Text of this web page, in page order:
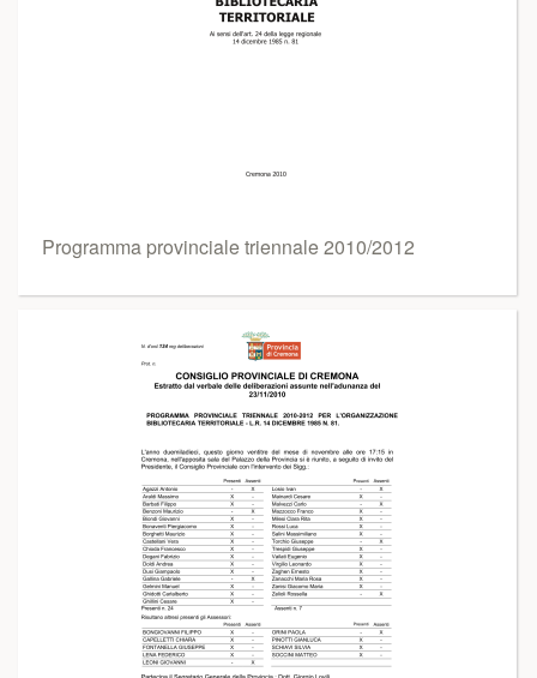
Programma provinciale triennale 2010/2012